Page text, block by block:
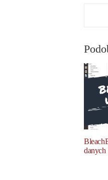
danych